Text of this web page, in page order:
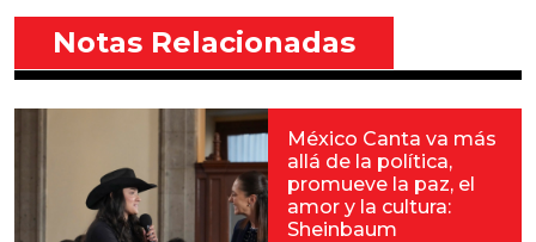
Notas Relacionadas
México Canta va más
allá de la política,
promueve la paz, el
amor y la cultura:
Sheinbaum